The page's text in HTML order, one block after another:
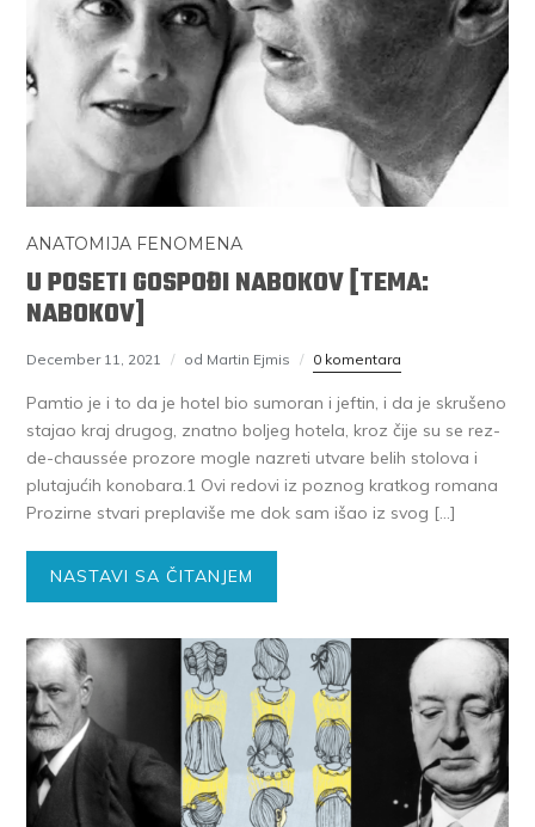
ANATOMIJA FENOMENA
U POSETI GOSPOĐI NABOKOV [TEMA:
NABOKOV]
December 11, 2021 od Martin Ejmis 0 komentara
Pamtio je i to da je hotel bio sumoran i jeftin, i da je skrušeno
stajao kraj drugog, znatno boljeg hotela, kroz čije su se rez-
de-chaussée prozore mogle nazreti utvare belih stolova i
plutajućih konobara.1 Ovi redovi iz poznog kratkog romana
Prozirne stvari preplaviše me dok sam išao iz svog […]
NASTAVI SA ČITANJEM